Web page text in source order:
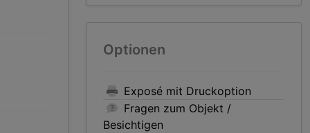
Optionen
Exposé mit Druckoption
Fragen zum Objekt /
Besichtigen